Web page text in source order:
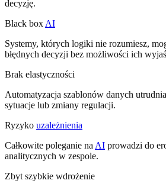
decyzję.
Black box AI
Systemy, których logiki nie rozumiesz,
błędnych decyzji bez możliwości ich
Brak elastyczności
Automatyzacja szablonów danych
sytuacje lub zmiany regulacji.
Ryzyko uzależnienia
Całkowite poleganie na AI prowadzi do
analitycznych w zespole.
Zbyt szybkie wdrożenie